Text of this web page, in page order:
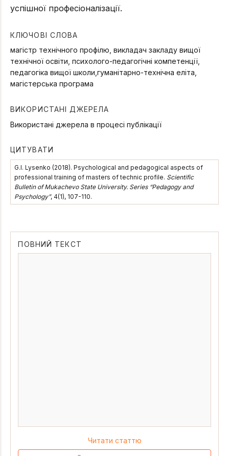
успішної професіоналізації.
КЛЮЧОВІ СЛОВА
магістр технічного профілю, викладач закладу вищої
технічної освіти, психолого-педагогічні компетенції,
педагогіка вищої школи,гуманітарно-технічна еліта,
магістерська програма
ВИКОРИСТАНІ ДЖЕРЕЛА
Використані джерела в процесі публікації
ЦИТУВАТИ
G.І. Lysenko (2018). Psychological and pedagogical aspects of
professional training of masters of technic profile. Scientific
Bulletin of Mukachevo State University. Series “Pedagogy and
Psychology”, 4(1), 107-110.
ПОВНИЙ ТЕКСТ
Читати статтю